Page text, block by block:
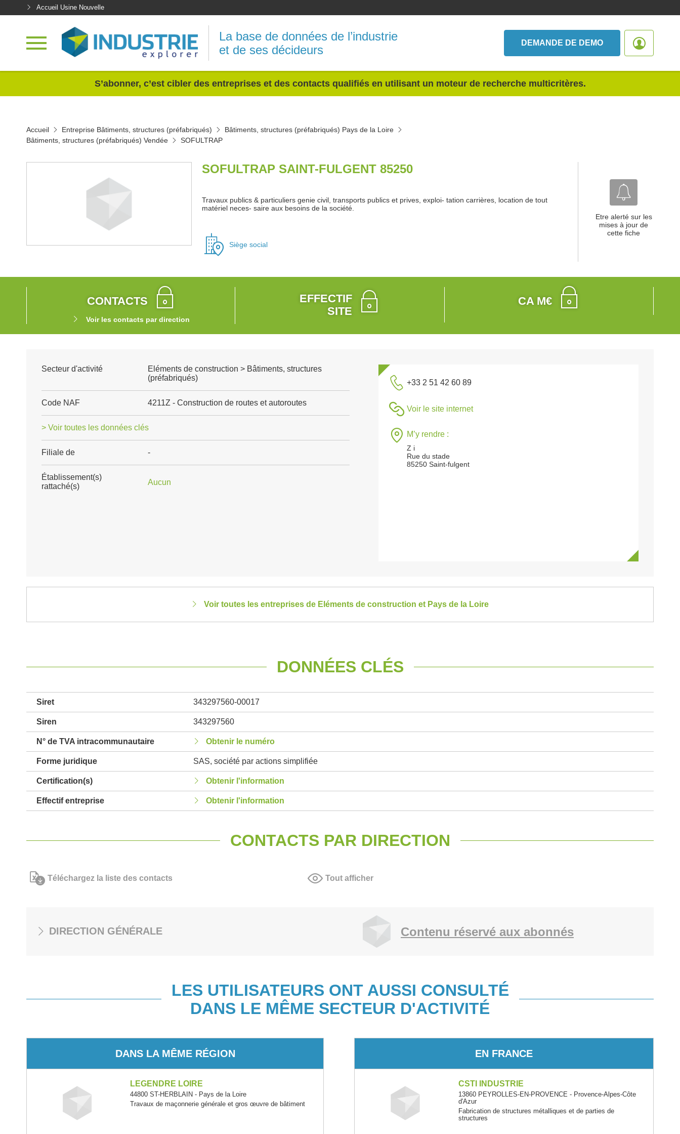
Accueil Usine Nouvelle
La base de données de l’industrie
et de ses décideurs
DEMANDE DE DEMO
S’abonner, c’est cibler des entreprises et des contacts qualifiés en utilisant un moteur de recherche multicritères.
Accueil Entreprise Bâtiments, structures (préfabriqués)
Bâtiments, structures (préfabriqués) Pays de la Loire
Bâtiments, structures (préfabriqués) Vendée
SOFULTRAP
SOFULTRAP SAINT-FULGENT 85250
Travaux publics & particuliers genie civil, transports publics et prives, exploi- tation carrières, location de tout
matériel neces- saire aux besoins de la société.
Siège social
Etre alerté sur les
mises à jour de
cette fiche
CONTACTS
Voir les contacts par direction
EFFECTIF
SITE
CA M€
Secteur d'activité
Eléments de construction > Bâtiments, structures
(préfabriqués)
Code NAF 4211Z - Construction de routes et autoroutes
> Voir toutes les données clés
Filiale de -
Établissement(s)
rattaché(s)
Aucun
+33 2 51 42 60 89
Voir le site internet
M’y rendre :
Z i
Rue du stade
85250 Saint-fulgent
Voir toutes les entreprises de Eléments de construction et Pays de la Loire
DONNÉES CLÉS
Siret 343297560-00017
Siren 343297560
N° de TVA intracommunautaire Obtenir le numéro
Forme juridique SAS, société par actions simplifiée
Certification(s) Obtenir l'information
Effectif entreprise Obtenir l'information
CONTACTS PAR DIRECTION
Téléchargez la liste des contacts Tout afficher
DIRECTION GÉNÉRALE Contenu réservé aux abonnés
LES UTILISATEURS ONT AUSSI CONSULTÉ
DANS LE MÊME SECTEUR D'ACTIVITÉ
DANS LA MÊME RÉGION
LEGENDRE LOIRE
44800 ST-HERBLAIN - Pays de la Loire
Travaux de maçonnerie générale et gros œuvre de bâtiment
EN FRANCE
CSTI INDUSTRIE
13860 PEYROLLES-EN-PROVENCE - Provence-Alpes-Côte
d'Azur
Fabrication de structures métalliques et de parties de
structures